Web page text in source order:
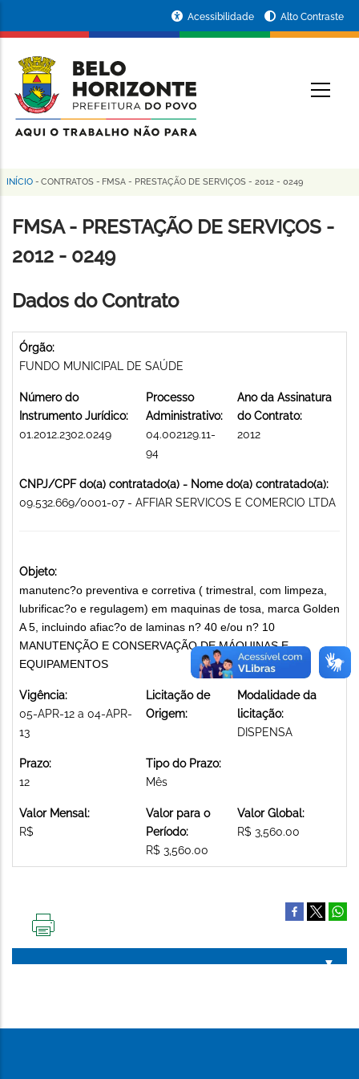
conteúdo
principal
da
Prefeitura
de
Horizonte
Acessibilidade Alto Contraste
Trilha
de
navegação
INÍCIO - CONTRATOS - FMSA - PRESTAÇÃO DE SERVIÇOS - 2012 - 0249
FMSA - PRESTAÇÃO DE SERVIÇOS -
2012 - 0249
Dados do Contrato
Órgão:
FUNDO MUNICIPAL DE SAÚDE
Número do
Instrumento Jurídico:
01.2012.2302.0249
Processo
Administrativo:
04.002129.11-
94
Ano da Assinatura
do Contrato:
2012
CNPJ/CPF do(a) contratado(a) - Nome do(a) contratado(a):
09.532.669/0001-07 - AFFIAR SERVICOS E COMERCIO LTDA
Objeto:
manutenc?o preventiva e corretiva ( trimestral, com limpeza,
lubrificac?o e regulagem) em maquinas de tosa, marca Golden
A 5, incluindo afiac?o de laminas n? 40 e/ou n? 10
MANUTENÇÃO E CONSERVAÇÃO DE MÁQUINAS E
EQUIPAMENTOS
Vigência:
05-APR-12 a 04-APR-
13
Licitação de
Origem:
Modalidade da
licitação:
DISPENSA
Prazo:
12
Tipo do Prazo:
Mês
Valor Mensal:
R$
Valor para o
Período:
R$ 3,560.00
Valor Global:
R$ 3,560.00
PÁGINA